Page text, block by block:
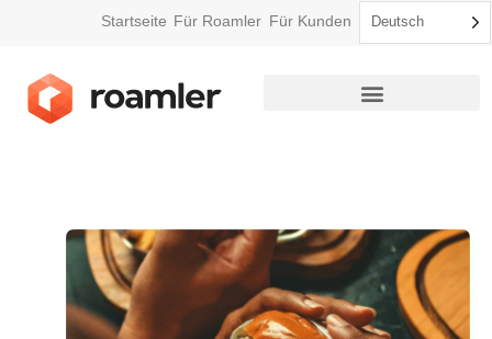
Startseite Für Roamler Für Kunden Deutsch